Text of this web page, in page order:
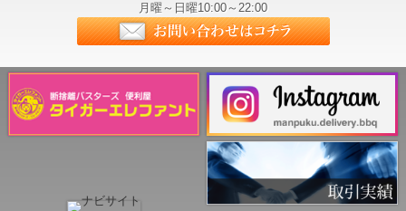
月曜～日曜10:00～22:00